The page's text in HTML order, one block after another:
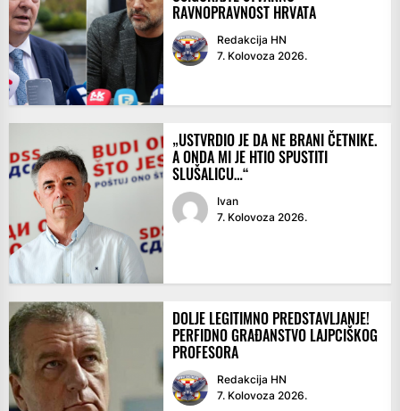
RAVNOPRAVNOST HRVATA
Redakcija HN
7. Kolovoza 2026.
„USTVRDIO JE DA NE BRANI ČETNIKE.
A ONDA MI JE HTIO SPUSTITI
SLUŠALICU…“
Ivan
7. Kolovoza 2026.
DOLJE LEGITIMNO PREDSTAVLJANJE!
PERFIDNO GRAĐANSTVO LAJPCIŠKOG
PROFESORA
Redakcija HN
7. Kolovoza 2026.